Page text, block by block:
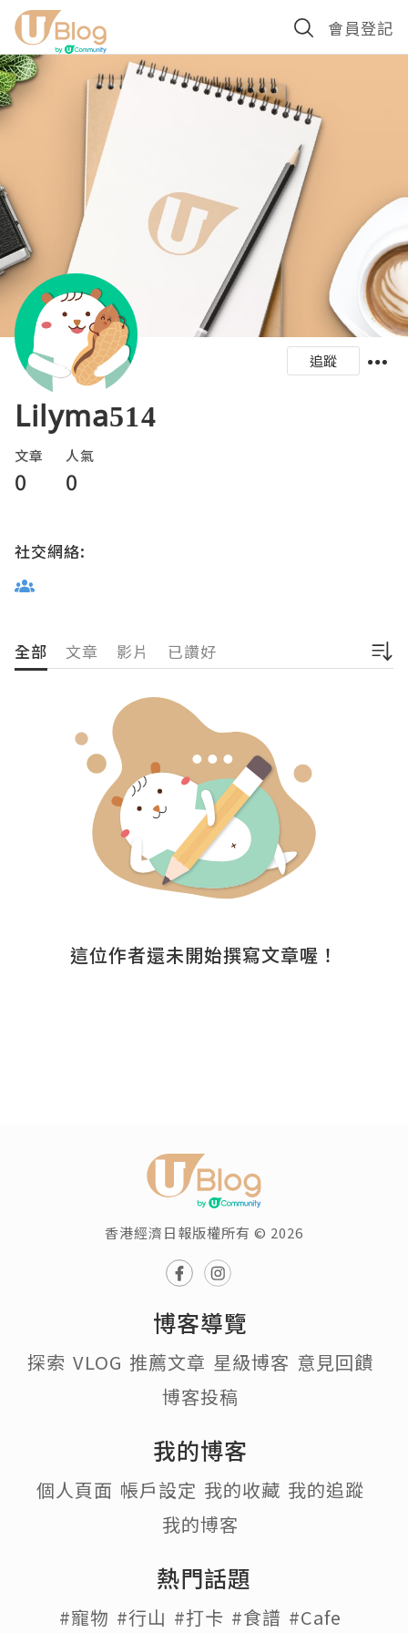
會員登記
追蹤
Lilyma514
文章
0
人氣
0
社交網絡:
全部 文章 影片 已讚好
這位作者還未開始撰寫文章喔！
香港經濟日報版權所有 © 2026
博客導覽
探索 VLOG 推薦文章 星級博客 意見回饋
博客投稿
我的博客
個人頁面 帳戶設定 我的收藏 我的追蹤
我的博客
熱門話題
#寵物 #行山 #打卡 #食譜 #Cafe